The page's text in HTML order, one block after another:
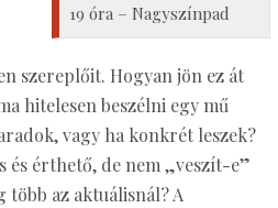
19 óra – Nagyszínpad
szereplőit. Hogyan jön ez át
hitelesen beszélni egy mű
vagy ha konkrét leszek?
és érthető, de nem „veszít-e”
több az aktuálisnál? A